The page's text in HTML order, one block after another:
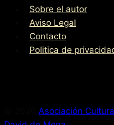
Sobre el autor
Aviso Legal
Contacto
Politica de
Asociación